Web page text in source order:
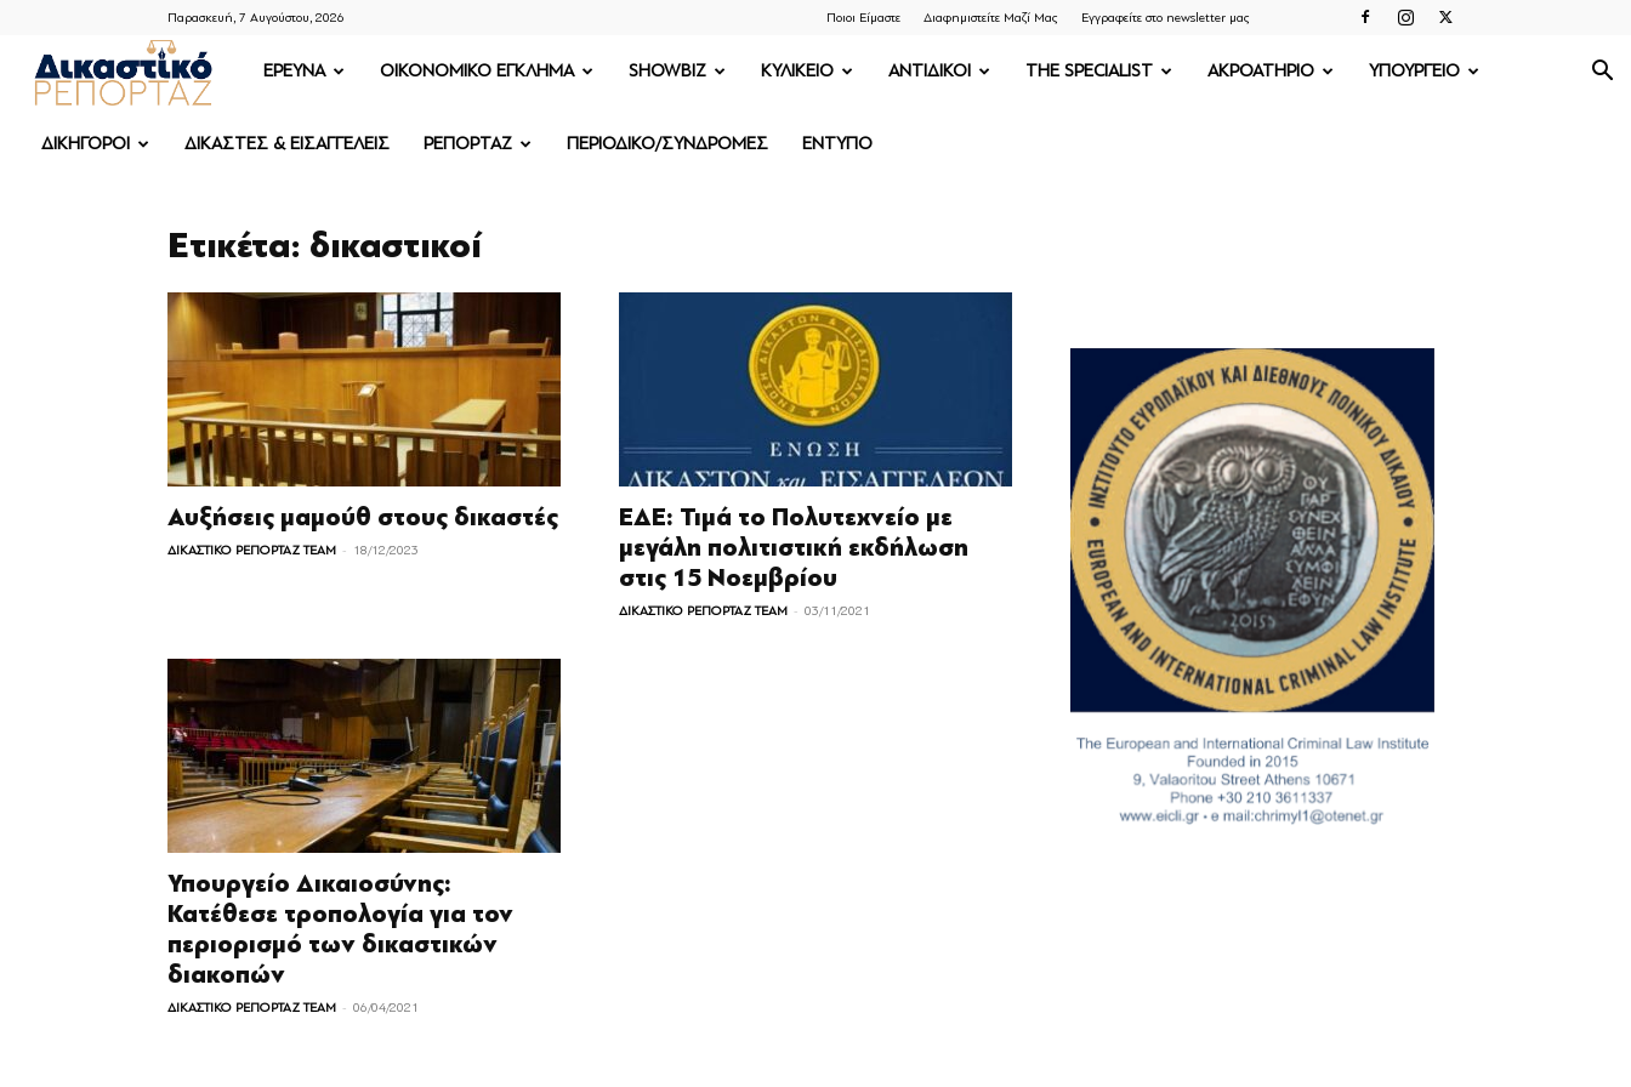
Παρασκευή, 7 Αυγούστου, 2026 Ποιοι Είμαστε Διαφημιστείτε Μαζί Μας Εγγραφείτε στο newsletter μας
ΔΙΚΑΣΤΙΚΟ
ΡΕΠΟΡΤΑΖ
ΕΡΕΥΝΑ OIKONOMIKO ΕΓΚΛΗΜΑ SHOWBIZ ΚΥΛΙΚΕΙΟ ΑΝΤΙΔΙΚΟΙ THE SPECIALIST ΑΚΡΟΑΤΗΡΙΟ ΥΠΟΥΡΓΕΙΟ
ΔΙΚΗΓΟΡΟΙ ΔΙΚΑΣΤΕΣ & ΕΙΣΑΓΓΕΛΕΙΣ ΡΕΠΟΡΤΑΖ ΠΕΡΙΟΔΙΚΟ/ΣΥΝΔΡΟΜΕΣ ΕΝΤΥΠΟ
Ετικέτα: δικαστικοί
Αυξήσεις μαμούθ στους δικαστές
ΔΙΚΑΣΤΙΚΟ ΡΕΠΟΡΤΑΖ TEAM - 18/12/2023
ΕΔΕ: Τιμά το Πολυτεχνείο με
μεγάλη πολιτιστική εκδήλωση
στις 15 Νοεμβρίου
ΔΙΚΑΣΤΙΚΟ ΡΕΠΟΡΤΑΖ TEAM - 03/11/2021
Υπουργείο Δικαιοσύνης:
Κατέθεσε τροπολογία για τον
περιορισμό των δικαστικών
διακοπών
ΔΙΚΑΣΤΙΚΟ ΡΕΠΟΡΤΑΖ TEAM - 06/04/2021